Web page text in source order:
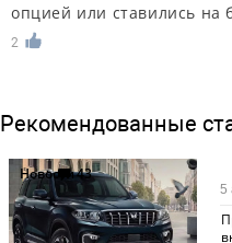
опцией или ставились на
2
Рекомендованные
Новости43
5